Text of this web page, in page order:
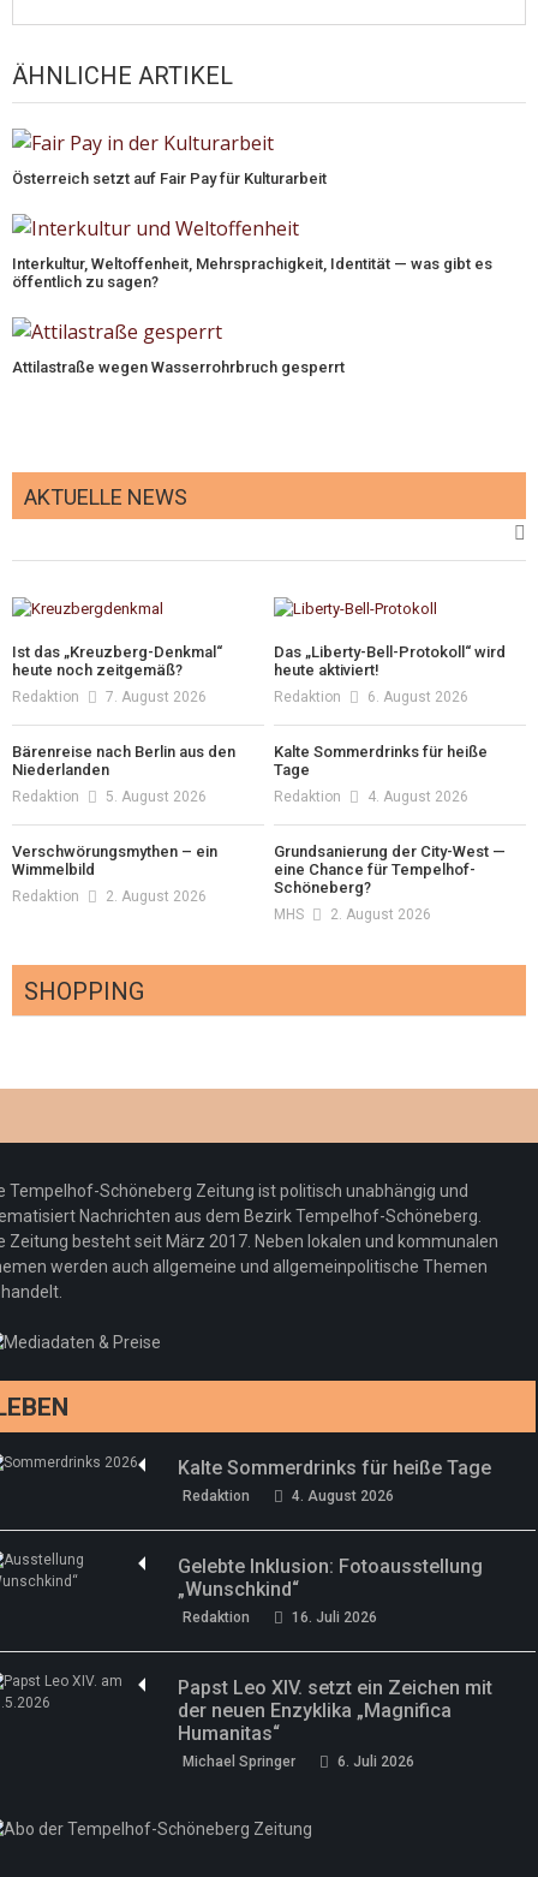
ÄHNLICHE ARTIKEL
Österreich setzt auf Fair Pay für Kulturarbeit
Interkultur, Weltoffenheit, Mehrsprachigkeit, Identität — was gibt es
öffentlich zu sagen?
Attilastraße wegen Wasserrohrbruch gesperrt
AKTUELLE NEWS
Ist das „Kreuzberg-Denkmal“
heute noch zeitgemäß?
Redaktion 7. August 2026
Das „Liberty-Bell-Protokoll“ wird
heute aktiviert!
Redaktion 6. August 2026
Bärenreise nach Berlin aus den
Niederlanden
Redaktion 5. August 2026
Kalte Sommerdrinks für heiße
Tage
Redaktion 4. August 2026
Verschwörungsmythen – ein
Wimmelbild
Redaktion 2. August 2026
Grundsanierung der City-West —
eine Chance für Tempelhof-
Schöneberg?
MHS 2. August 2026
SHOPPING
Redaktion 23. Juli 2026
Pepe Jeans London mit Summer Sale und
neuer Kollektion
Redaktion 19. Juli 2026
Woher kommt der Honig? – Neue EU-
Regeln gelten 14. Juni
drei neue Specials zur Fußball-WM
Tempelhof-Schöneberg Zeitung ist politisch unabhängig und
Nachrichten aus dem Bezirk Tempelhof-Schöneberg.
Zeitung besteht seit März 2017. Neben lokalen und kommunalen
werden auch allgemeine und allgemeinpolitische Themen
Kalte Sommerdrinks für heiße Tage
Redaktion 4. August 2026
Gelebte Inklusion: Fotoausstellung
„Wunschkind“
Redaktion 16. Juli 2026
Papst Leo XIV. setzt ein Zeichen mit
der neuen Enzyklika „Magnifica
Humanitas“
Michael Springer 6. Juli 2026